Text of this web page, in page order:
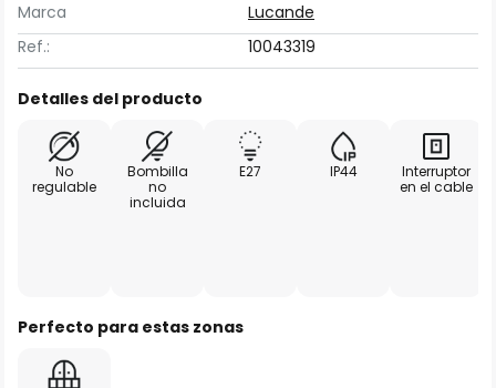
Marca
Lucande
Ref.:
10043319
Detalles del producto
No
regulable
Bombilla
no
incluida
E27 IP44
Interruptor
en el cable
Perfecto para estas zonas